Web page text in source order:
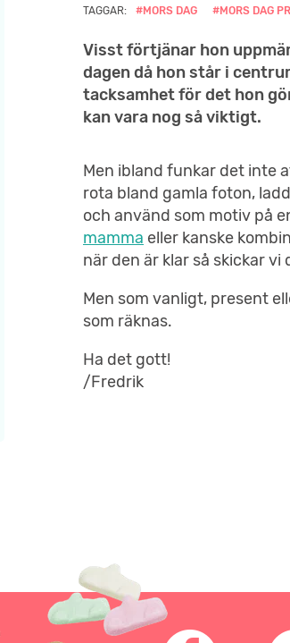
TAGGAR: #MORS DAG #MORS DAG
Visst förtjänar hon
dagen då hon står i
tacksamhet för det hon
kan vara nog så viktigt.
Men ibland funkar det inte
rota bland gamla foton,
och använd som motiv på
mamma eller kanske
när den är klar så skickar vi
Men som vanligt, present
som räknas.
Ha det gott!
/Fredrik